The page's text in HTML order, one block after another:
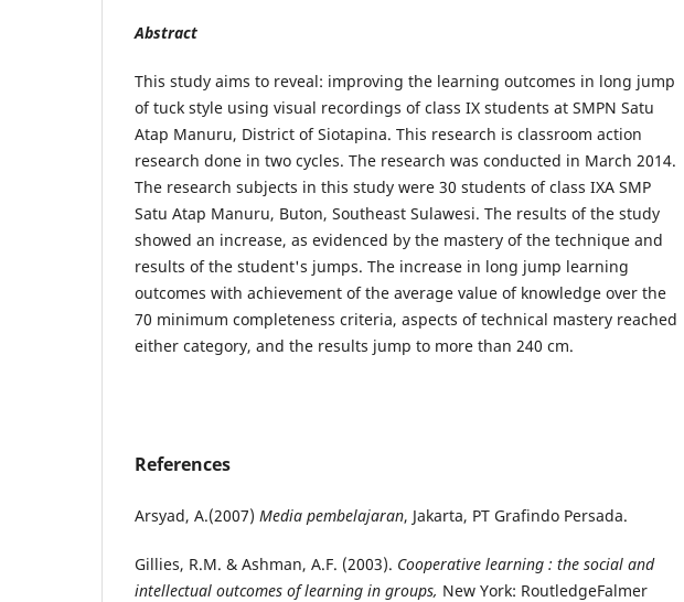
Abstract
This study aims to reveal: improving the learning outcomes in long jump
of tuck style using visual recordings of class IX students at SMPN Satu
Atap Manuru, District of Siotapina. This research is classroom action
research done in two cycles. The research was conducted in March 2014.
The research subjects in this study were 30 students of class IXA SMP
Satu Atap Manuru, Buton, Southeast Sulawesi. The results of the study
showed an increase, as evidenced by the mastery of the technique and
results of the student's jumps. The increase in long jump learning
outcomes with achievement of the average value of knowledge over the
70 minimum completeness criteria, aspects of technical mastery reached
either category, and the results jump to more than 240 cm.
References
Arsyad, A.(2007) Media pembelajaran, Jakarta, PT Grafindo Persada.
Gillies, R.M. & Ashman, A.F. (2003). Cooperative learning : the social and
intellectual outcomes of learning in groups, New York: RoutledgeFalmer